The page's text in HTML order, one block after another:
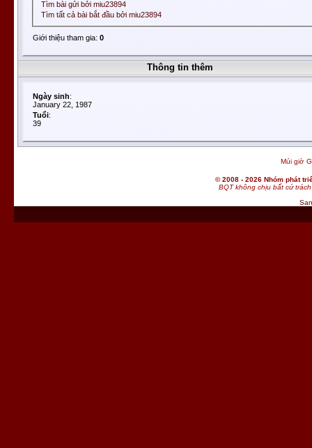
Tìm bài gửi bởi miu23894
Tìm tất cả bài bắt đầu bởi miu23894
Giới thiệu tham gia: 0
Thông tin thêm
Ngày sinh:
January 22, 1987
Tuổi:
39
Múi giờ
© 2008 - 2026 Nhóm phát
BQT không chịu bất cứ